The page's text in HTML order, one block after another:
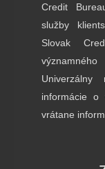
Credit
služby
Slovak
Univerzálny
informácie o
vrátane